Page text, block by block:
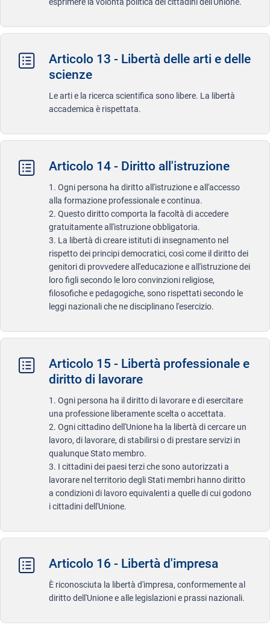
esprimere la volontà politica dei cittadini dell'Unione.
Articolo 13 - Libertà delle arti e delle
scienze
Le arti e la ricerca scientifica sono libere. La libertà
accademica è rispettata.
Articolo 14 - Diritto all'istruzione
1. Ogni persona ha diritto all'istruzione e all'accesso
alla formazione professionale e continua.
2. Questo diritto comporta la facoltà di accedere
gratuitamente all'istruzione obbligatoria.
3. La libertà di creare istituti di insegnamento nel
rispetto dei principi democratici, così come il diritto dei
genitori di provvedere all'educazione e all'istruzione dei
loro figli secondo le loro convinzioni religiose,
filosofiche e pedagogiche, sono rispettati secondo le
leggi nazionali che ne disciplinano l'esercizio.
Articolo 15 - Libertà professionale e
diritto di lavorare
1. Ogni persona ha il diritto di lavorare e di esercitare
una professione liberamente scelta o accettata.
2. Ogni cittadino dell'Unione ha la libertà di cercare un
lavoro, di lavorare, di stabilirsi o di prestare servizi in
qualunque Stato membro.
3. I cittadini dei paesi terzi che sono autorizzati a
lavorare nel territorio degli Stati membri hanno diritto
a condizioni di lavoro equivalenti a quelle di cui godono
i cittadini dell'Unione.
Articolo 16 - Libertà d'impresa
È riconosciuta la libertà d'impresa, conformemente al
diritto dell'Unione e alle legislazioni e prassi nazionali.